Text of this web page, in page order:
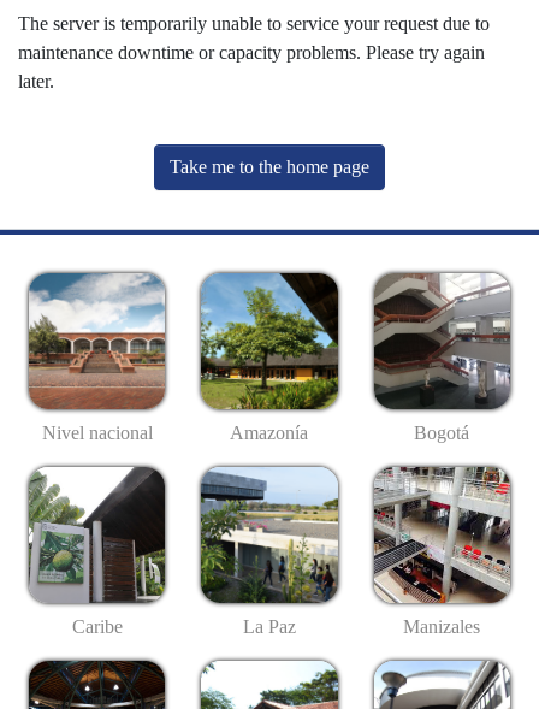
The server is temporarily unable to service your request due to
maintenance downtime or capacity problems. Please try again
later.
Take me to the home page
Nivel nacional Amazonía Bogotá
Caribe La Paz Manizales